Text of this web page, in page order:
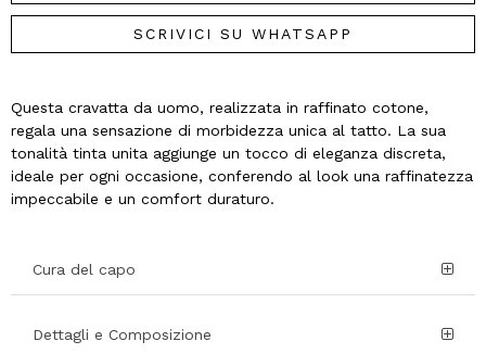
SCRIVICI SU WHATSAPP
Questa cravatta da uomo, realizzata in raffinato cotone,
regala una sensazione di morbidezza unica al tatto. La sua
tonalità tinta unita aggiunge un tocco di eleganza discreta,
ideale per ogni occasione, conferendo al look una raffinatezza
impeccabile e un comfort duraturo.
Cura del capo
Dettagli e Composizione